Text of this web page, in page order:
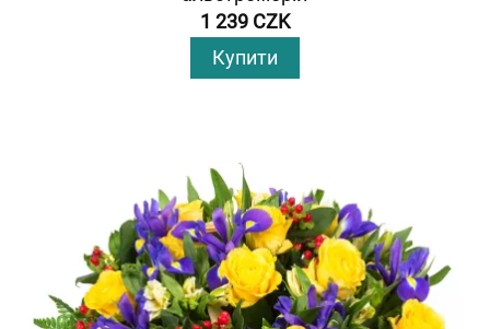
1 239 CZK
Купити